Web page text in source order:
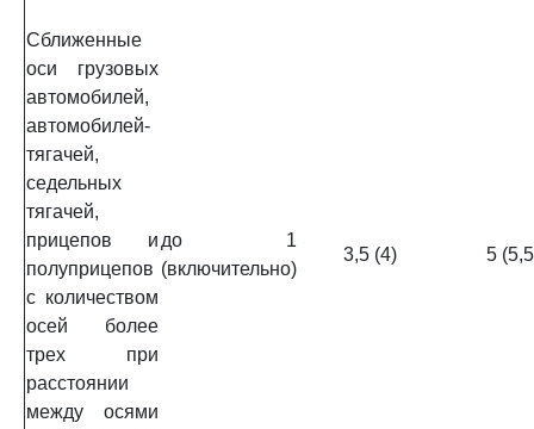
Сближенные
оси грузовых
автомобилей,
автомобилей-
тягачей,
седельных
тягачей,
прицепов и
полуприцепов
с количеством
осей более
трех при
расстоянии
между осями
до 1
(включительно)
3,5 (4) 5